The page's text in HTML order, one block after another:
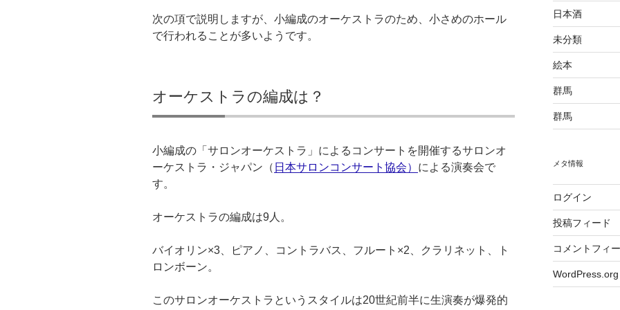
次の項で説明しますが、小編成のオーケストラのため、小さめのホール
で行われることが多いようです。
オーケストラの編成は？
小編成の「サロンオーケストラ」によるコンサートを開催するサロンオ
ーケストラ・ジャパン（ 日本サロンコンサート協会） による演奏会で
す。
オーケストラの編成は9人。
バイオリン×3、ピアノ、コントラバス、フルート×2、クラリネット、ト
ロンボーン。
このサロンオーケストラというスタイルは20世紀前半に生演奏が爆発的
日本酒
未分類
絵本
群馬
群馬
メタ情報
ログイン
投稿フィード
コメントフィ
WordPress.org